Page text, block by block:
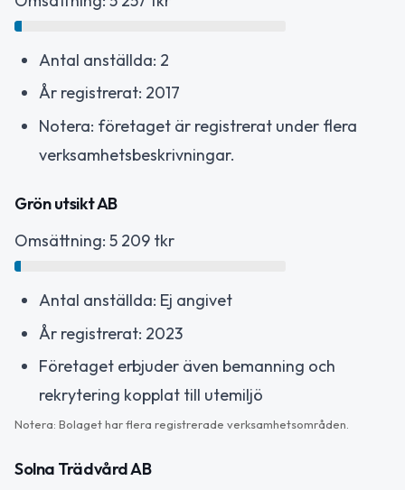
Antal anställda: 2
År registrerat: 2017
Notera: företaget är registrerat under flera
verksamhetsbeskrivningar.
Grön utsikt AB
Omsättning: 5 209 tkr
Antal anställda: Ej angivet
År registrerat: 2023
Företaget erbjuder även bemanning och
rekrytering kopplat till utemiljö
Notera: Bolaget har flera registrerade verksamhetsområden.
Solna Trädvård AB